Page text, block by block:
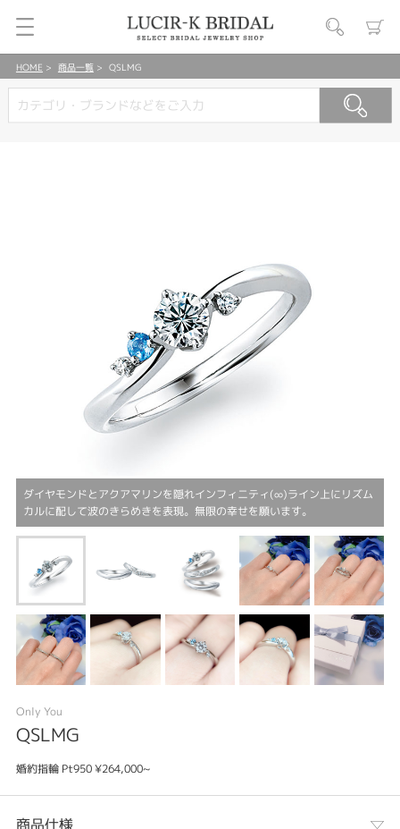
HOME 商品一覧 QSLMG
ダイヤモンドとアクアマリンを隠れインフィニティ(∞)ライン上にリズム
カルに配して波のきらめきを表現。無限の幸せを願います。
Only You
QSLMG
婚約指輪 Pt950 ¥264,000~
商品仕様